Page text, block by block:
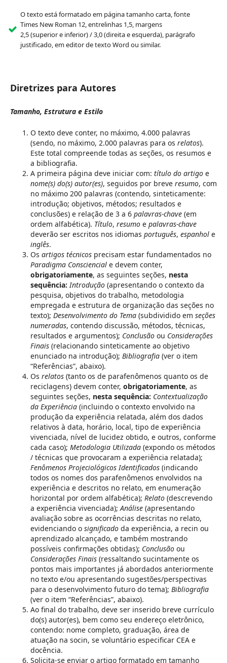
O texto está formatado em página tamanho carta, fonte
Times New Roman 12, entrelinhas 1,5, margens
2,5 (superior e inferior) / 3,0 (direita e esquerda), parágrafo
justificado, em editor de texto Word ou similar.
Diretrizes para Autores
Tamanho, Estrutura e Estilo
O texto deve conter, no máximo, 4.000 palavras
(sendo, no máximo, 2.000 palavras para os relatos).
Este total compreende todas as seções, os resumos e
a bibliografia.
A primeira página deve iniciar com: título do artigoe
nome(s) do(s) autor(es), seguidos por breve resumo, com
no máximo 200 palavras (contendo, sinteticamente:
introdução; objetivos, métodos; resultados e
conclusões) e relação de 3 a 6 palavras-chave (em
ordem alfabética). Título, resumoe palavras-chave
deverão ser escritos nos idiomas português, espanhole
inglês.
Os artigos técnicosprecisam estar fundamentados no
Paradigma Conscienciale devem conter,
obrigatoriamente, as seguintes seções, nesta
sequência: Introdução(apresentando o contexto da
pesquisa, objetivos do trabalho, metodologia
empregada e estrutura de organização das seções no
texto); Desenvolvimento do Tema (subdividido em seções
numeradas, contendo discussão, métodos, técnicas,
resultados e argumentos); Conclusão ou Considerações
Finais (relacionando sinteticamente ao objetivo
enunciado na introdução); Bibliografia(ver o item
“Referências”, abaixo).
Os relatos(tanto os de parafenômenos quanto os de
reciclagens) devem conter, obrigatoriamente, as
seguintes seções, nesta sequência: Contextualização
da Experiência (incluindo o contexto envolvido na
produção da experiência relatada, além dos dados
relativos à data, horário, local, tipo de experiência
vivenciada, nível de lucidez obtido, e outros, conforme
cada caso); Metodologia Utilizada (expondo os métodos
/ técnicas que provocaram a experiência relatada);
Fenômenos Projeciológicos Identificados(indicando
todos os nomes dos parafenômenos envolvidos na
experiência e descritos no relato, em enumeração
horizontal por ordem alfabética); Relato(descrevendo
a experiência vivenciada);Análise(apresentando
avaliação sobre as ocorrências descritas no relato,
evidenciando o significadoda experiência, a recin ou
aprendizado alcançado, e também mostrando
possíveis confirmações obtidas); Conclusão ou
Considerações Finais (ressaltando sucintamente os
pontos mais importantes já abordados anteriormente
no texto e/ou apresentando sugestões/perspectivas
para o desenvolvimento futuro do tema); Bibliografia
(ver o item “Referências”, abaixo).
Ao final do trabalho, deve ser inserido breve currículo
do(s) autor(es), bem como seu endereço eletrônico,
contendo: nome completo, graduação, área de
atuação na socin, se voluntário especificar CEA e
docência.
Solicita-se enviar o artigo formatado em tamanho